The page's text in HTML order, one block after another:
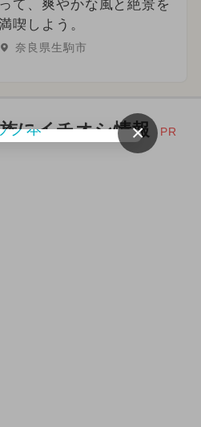
って、爽やかな風と絶景を
喫しよう。
奈良県生駒市
にイチオシ情報 PR
×